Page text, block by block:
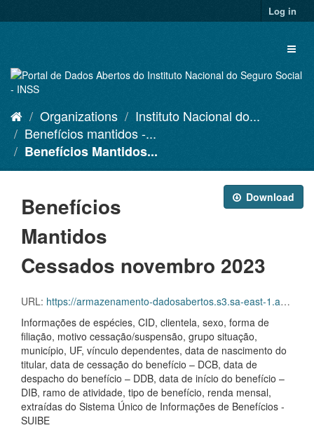
to
Log in
Organizations
Instituto Nacional do...
Benefícios mantidos -...
Benefícios Mantidos...
Download
Benefícios
Mantidos
Cessados novembro 2023
URL: https://armazenamento-dadosabertos.s3.sa-east-1.amazonaws.com/PDA_2023_2025/Grupos_de_dados/Benef%C3%ADcios+mantidos/D.SDA.PDA.004.MANCESSADOS.202311.CSV.ZIP
Informações de espécies, CID, clientela, sexo, forma de
filiação, motivo cessação/suspensão, grupo situação,
município, UF, vínculo dependentes, data de nascimento do
titular, data de cessação do benefício – DCB, data de
despacho do benefício – DDB, data de início do benefício –
DIB, ramo de atividade, tipo de benefício, renda mensal,
extraídas do Sistema Único de Informações de Benefícios -
SUIBE